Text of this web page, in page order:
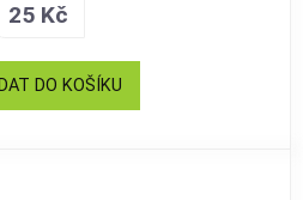
25 Kč
DO KOŠÍKU